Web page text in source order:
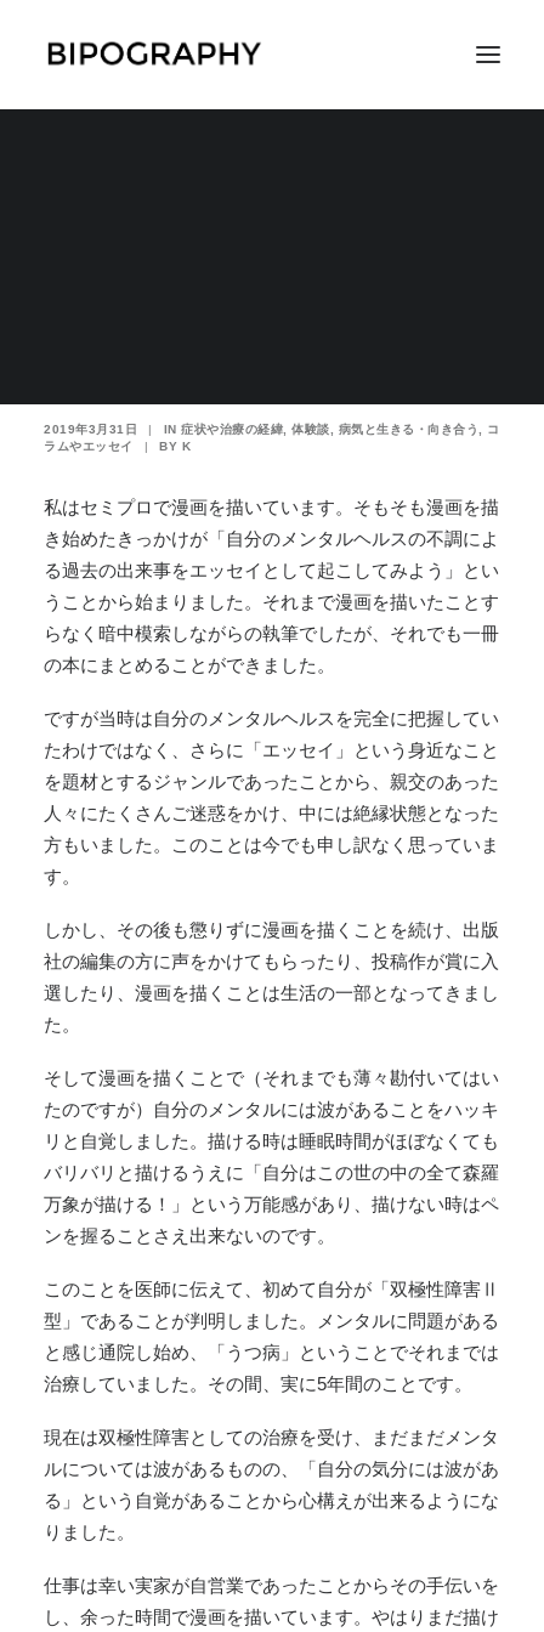
2019年3月31日 | IN 症状や治療の経緯 体験談 病気と生きる・向き合う
コ
ラムやエッセイ
| BY K
私はセミプロで漫画を描いています。そもそも漫画を描
き始めたきっかけが「自分のメンタルヘルスの不調によ
る過去の出来事をエッセイとして起こしてみよう」とい
うことから始まりました。それまで漫画を描いたことす
らなく暗中模索しながらの執筆でしたが、それでも一冊
の本にまとめることができました。
ですが当時は自分のメンタルヘルスを完全に把握してい
たわけではなく、さらに「エッセイ」という身近なこと
を題材とするジャンルであったことから、親交のあった
人々にたくさんご迷惑をかけ、中には絶縁状態となった
方もいました。このことは今でも申し訳なく思っていま
す。
しかし、その後も懲りずに漫画を描くことを続け、出版
社の編集の方に声をかけてもらったり、投稿作が賞に入
選したり、漫画を描くことは生活の一部となってきまし
た。
そして漫画を描くことで（それまでも薄々勘付いてはい
たのですが）自分のメンタルには波があることをハッキ
リと自覚しました。描ける時は睡眠時間がほぼなくても
バリバリと描けるうえに「自分はこの世の中の全て森羅
万象が描ける！」という万能感があり、描けない時はペ
ンを握ることさえ出来ないのです。
このことを医師に伝えて、初めて自分が「双極性障害Ⅱ
型」であることが判明しました。メンタルに問題がある
と感じ通院し始め、「うつ病」ということでそれまでは
治療していました。その間、実に5年間のことです。
現在は双極性障害としての治療を受け、まだまだメンタ
ルについては波があるものの、「自分の気分には波があ
る」という自覚があることから心構えが出来るようにな
りました。
仕事は幸い実家が自営業であったことからその手伝いを
し、余った時間で漫画を描いています。やはりまだ描け